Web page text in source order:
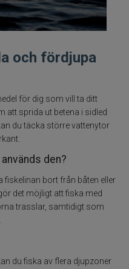
och fördjupa
för dig som vill ta ditt
att sprida ut betena i sidled
du täcka större vattenytor
den?
fiskelinan bort från båten eller
det möjligt att fiska med
trasslar, samtidigt som
du fiska av flera djupzoner